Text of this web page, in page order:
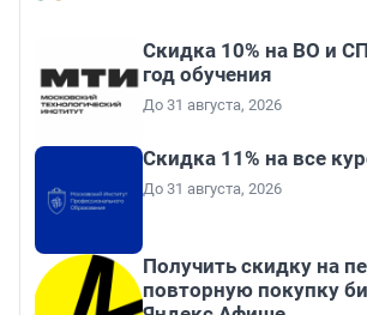
Скидка 10% на ВО и
год обучения
До 31 августа, 2026
Скидка 11% на все
До 31 августа, 2026
Получить скидку на
повторную покупку